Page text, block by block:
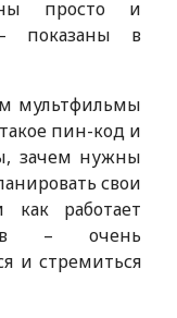
просто и
показаны в
мультфильмы
пин-код и
зачем нужны
свои
работает
– очень
и стремиться